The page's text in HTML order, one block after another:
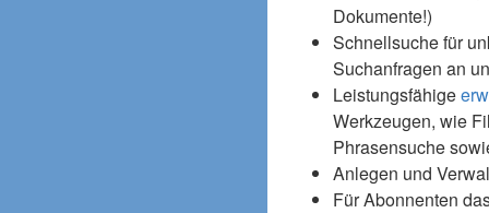
Dokumente!)
Schnellsuche für
Suchanfragen an
Leistungsfähige
Werkzeugen, wie
Phrasensuche
Anlegen und
Für Abonnenten